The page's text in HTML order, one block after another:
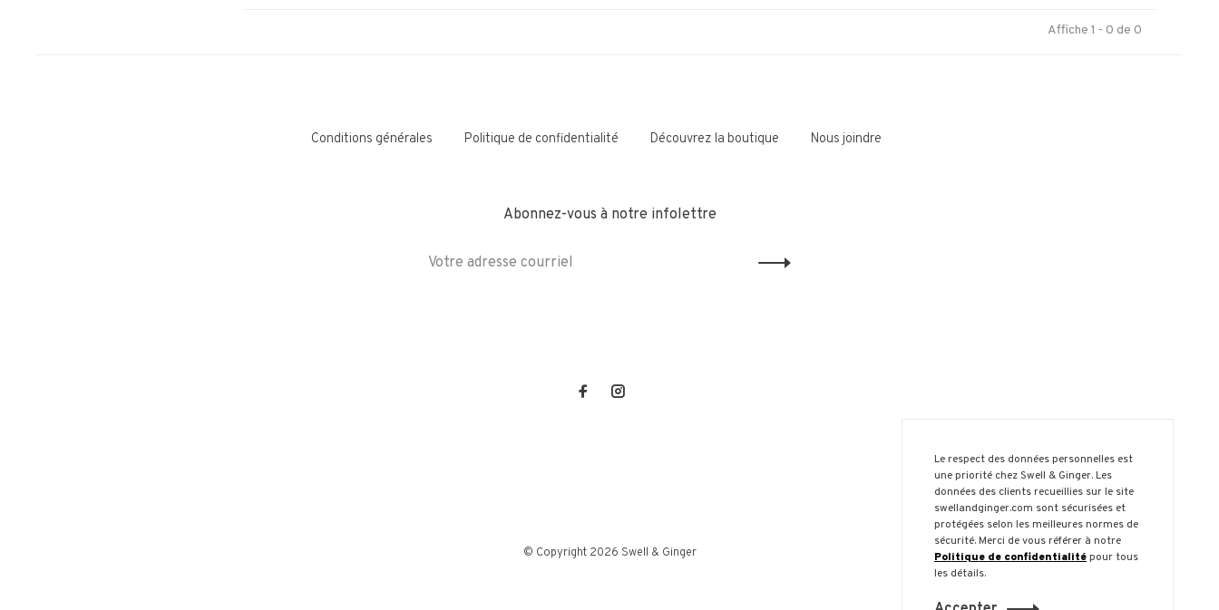
Affiche 1 - 0 de 0
Conditions générales Politique de confidentialité Découvrez la boutique Nous joindre
Abonnez-vous à notre infolettre
© Copyright 2026 Swell & Ginger
Le respect des données personnelles est
une priorité chez Swell & Ginger. Les
données des clients recueillies sur le site
swellandginger.com sont sécurisées et
protégées selon les meilleures normes de
sécurité. Merci de vous référer à notre
Politique de confidentialitépour tous
les détails.